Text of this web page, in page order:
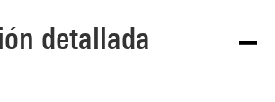
detallada